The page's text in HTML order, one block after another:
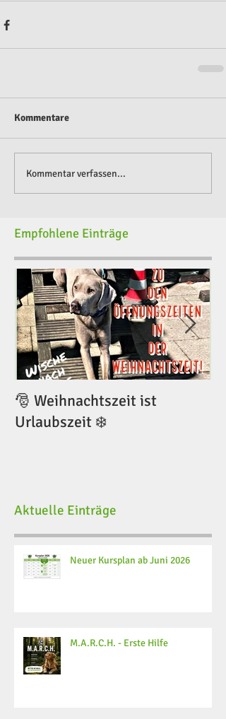
Kommentare
Kommentar verfassen...
Empfohlene Einträge
🎅 Weihnachtszeit ist
Urlaubszeit ❄️
Aktuelle Einträge
Neuer Kursplan ab Juni 2026
M.A.R.C.H. - Erste Hilfe